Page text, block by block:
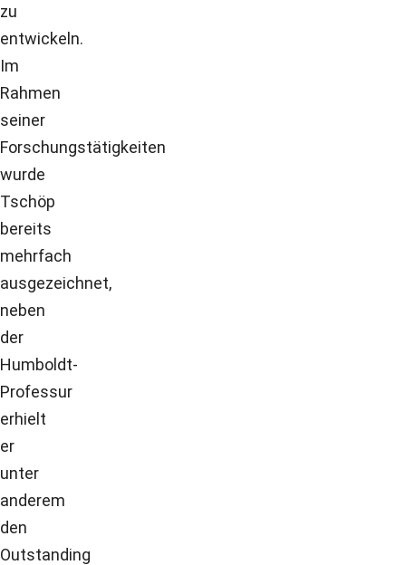
zu
entwickeln.
Im
Rahmen
seiner
Forschungstätigkeiten
wurde
Tschöp
bereits
mehrfach
ausgezeichnet,
neben
der
Humboldt-
Professur
erhielt
er
unter
anderem
den
Outstanding